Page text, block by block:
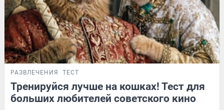
РАЗВЛЕЧЕНИЯ ТЕСТ
Тренируйся лучше на кошках! Тест для
больших любителей советского кино